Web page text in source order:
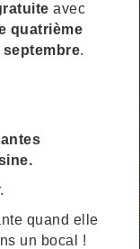
avec
quatrième
.
.
quand elle
un bocal !